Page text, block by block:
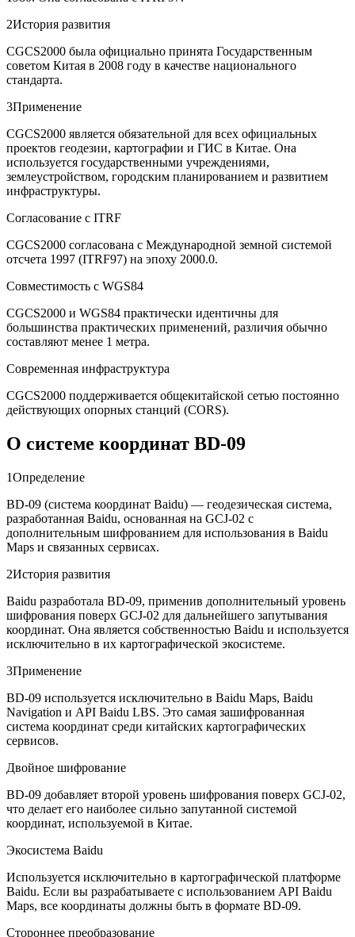
2История развития
CGCS2000 была официально принята Государственным
советом Китая в 2008 году в качестве национального
стандарта.
3Применение
CGCS2000 является обязательной для всех официальных
проектов геодезии, картографии и ГИС в Китае. Она
используется государственными учреждениями,
землеустройством, городским планированием и развитием
инфраструктуры.
Согласование с ITRF
CGCS2000 согласована с Международной земной системой
отсчета 1997 (ITRF97) на эпоху 2000.0.
Совместимость с WGS84
CGCS2000 и WGS84 практически идентичны для
большинства практических применений, различия обычно
составляют менее 1 метра.
Современная инфраструктура
CGCS2000 поддерживается общекитайской сетью постоянно
действующих опорных станций (CORS).
О системе координат BD-09
1Определение
BD-09 (система координат Baidu) — геодезическая система,
разработанная Baidu, основанная на GCJ-02 с
дополнительным шифрованием для использования в Baidu
Maps и связанных сервисах.
2История развития
Baidu разработала BD-09, применив дополнительный уровень
шифрования поверх GCJ-02 для дальнейшего запутывания
координат. Она является собственностью Baidu и используется
исключительно в их картографической экосистеме.
3Применение
BD-09 используется исключительно в Baidu Maps, Baidu
Navigation и API Baidu LBS. Это самая зашифрованная
система координат среди китайских картографических
сервисов.
Двойное шифрование
BD-09 добавляет второй уровень шифрования поверх GCJ-02,
что делает его наиболее сильно запутанной системой
координат, используемой в Китае.
Экосистема Baidu
Используется исключительно в картографической платформе
Baidu. Если вы разрабатываете с использованием API Baidu
Maps, все координаты должны быть в формате BD-09.
Стороннее преобразование